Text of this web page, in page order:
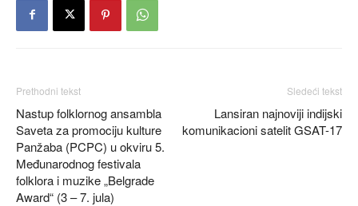
Prethodni tekst
Nastup folklornog ansambla
Saveta za promociju kulture
Panžaba (PCPC) u okviru 5.
Međunarodnog festivala
folklora i muzike „Belgrade
Award“ (3 – 7. jula)
Sledeći tekst
Lansiran najnoviji indijski
komunikacioni satelit GSAT-17